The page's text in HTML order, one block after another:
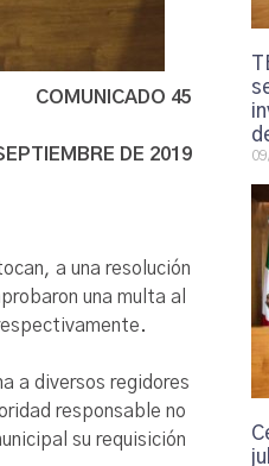
COMUNICADO 45
DE 2019
a una resolución
una multa al
a diversos regidores
responsable no
su requisición